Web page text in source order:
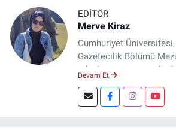
EDITÖR
Merve Kiraz
Cumhuriyet
Gazetecilik Bölümü
televizyon ve
Şuan,
sitesinin Yazı İşleri
Devam Et